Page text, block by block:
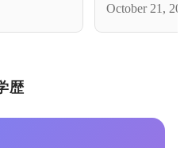
October 21,
歴